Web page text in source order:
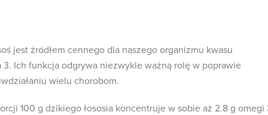
jest źródłem cennego dla naszego organizmu kwasu
Ich funkcja odgrywa niezwykle ważną rolę w poprawie
wielu chorobom.
100 g dzikiego łososia koncentruje w sobie aż 2.8 g omegi